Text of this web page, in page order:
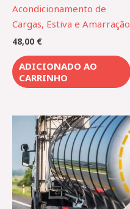
Acondicionamento de
Cargas, Estiva e Amarração
48,00 €
ADICIONADO AO
CARRINHO